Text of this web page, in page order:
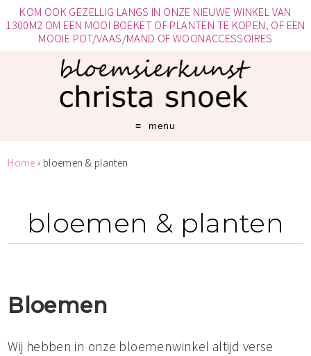
KOM OOK GEZELLIG LANGS IN ONZE NIEUWE WINKEL VAN
1300M2 OM EEN MOOI BOEKET OF PLANTEN TE KOPEN, OF EEN
MOOIE POT/VAAS/MAND OF WOONACCESSOIRES
menu
Home › bloemen & planten
bloemen & planten
Bloemen
Wij hebben in onze bloemenwinkel altijd verse